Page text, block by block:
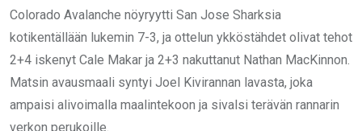
Colorado Avalanche nöyryytti San Jose Sharksia
kotikentällään lukemin 7-3, ja ottelun ykköstähdet olivat tehot
2+4 iskenyt Cale Makar ja 2+3 nakuttanut Nathan MacKinnon.
Matsin avausmaali syntyi Joel Kivirannan lavasta, joka
ampaisi alivoimalla maalintekoon ja sivalsi terävän rannarin
verkon perukoille.